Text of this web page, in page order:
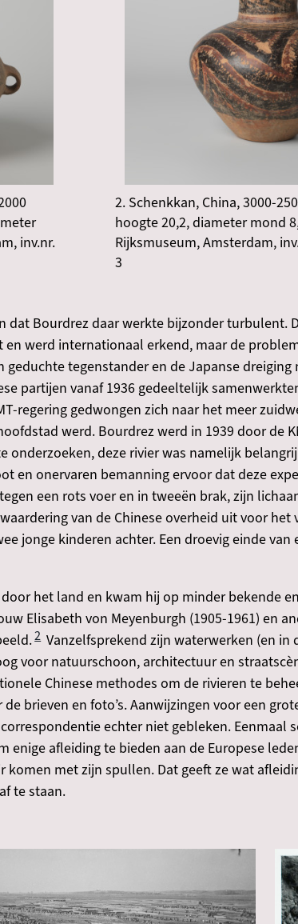
inv.nr.
2. Schenkkan, China, 3000-
hoogte 20,2, diameter mond
Rijksmuseum, Amsterdam,
3
dat Bourdrez daar werkte bijzonder turbulent.
en werd internationaal erkend, maar de
tegenstander en de Japanse dreiging
partijen vanaf 1936 gedeeltelijk
regering gedwongen zich naar het meer
werd. Bourdrez werd in 1939 door de
onderzoeken, deze rivier was namelijk
en onervaren bemanning ervoor dat deze
een rots voer en in tweeën brak, zijn
van de Chinese overheid uit voor het
jonge kinderen achter. Een droevig einde van
het land en kwam hij op minder bekende
Elisabeth von Meyenburgh (1905-1961) en
2 Vanzelfsprekend zijn waterwerken (en in
voor natuurschoon, architectuur en
Chinese methodes om de rivieren te
brieven en foto’s. Aanwijzingen voor een
echter niet gebleken. Eenmaal
enige afleiding te bieden aan de Europese
met zijn spullen. Dat geeft ze wat
te staan.